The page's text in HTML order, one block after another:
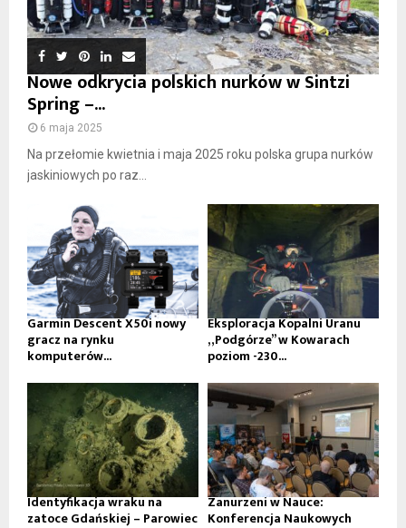
Nowe odkrycia polskich nurków w Sintzi
Spring –...
6 maja 2025
Na przełomie kwietnia i maja 2025 roku polska grupa nurków
jaskiniowych po raz...
Garmin Descent X50i nowy
gracz na rynku
komputerów...
Eksploracja Kopalni Uranu
„Podgórze” w Kowarach
poziom -230...
Identyfikacja wraku na
zatoce Gdańskiej – Parowiec
Zanurzeni w Nauce:
Konferencja Naukowych